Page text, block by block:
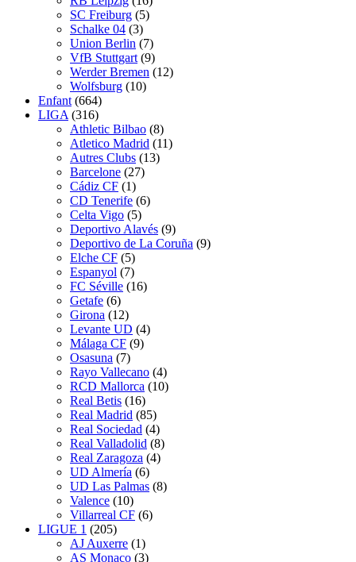
SC Freiburg (5)
Schalke 04 (3)
Union Berlin (7)
VfB Stuttgart (9)
Werder Bremen (12)
Wolfsburg (10)
Enfant (664)
LIGA (316)
Athletic Bilbao (8)
Atletico Madrid (11)
Autres Clubs (13)
Barcelone (27)
Cádiz CF (1)
CD Tenerife (6)
Celta Vigo (5)
Deportivo Alavés (9)
Deportivo de La Coruña (9)
Elche CF (5)
Espanyol (7)
FC Séville (16)
Getafe (6)
Girona (12)
Levante UD (4)
Málaga CF (9)
Osasuna (7)
Rayo Vallecano (4)
RCD Mallorca (10)
Real Betis (16)
Real Madrid (85)
Real Sociedad (4)
Real Valladolid (8)
Real Zaragoza (4)
UD Almería (6)
UD Las Palmas (8)
Valence (10)
Villarreal CF (6)
LIGUE 1 (205)
AJ Auxerre (1)
AS Monaco (3)